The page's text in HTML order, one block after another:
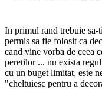
In primul rand trebuie sa-
permis sa fie folosit ca
cand vine vorba de ceea
peretilor ... nu exista
cu un buget limitat, este
"cheltuiesc pentru a